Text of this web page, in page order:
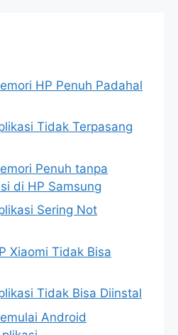
HP Penuh Padahal
Tidak Terpasang
Penuh tanpa
di HP Samsung
Sering Not
Xiaomi Tidak Bisa
Tidak Bisa Diinstal
Android